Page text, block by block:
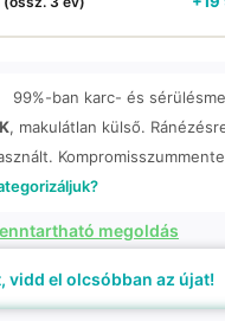
99%-ban karc- és
, makulátlan külső.
megoldás
vidd el olcsóbban az újat!